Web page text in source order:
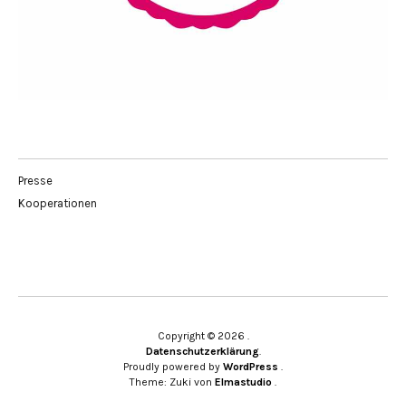
Presse
Kooperationen
Copyright © 2026
Datenschutzerklärung
Proudly powered by WordPress
Theme: Zuki von Elmastudio